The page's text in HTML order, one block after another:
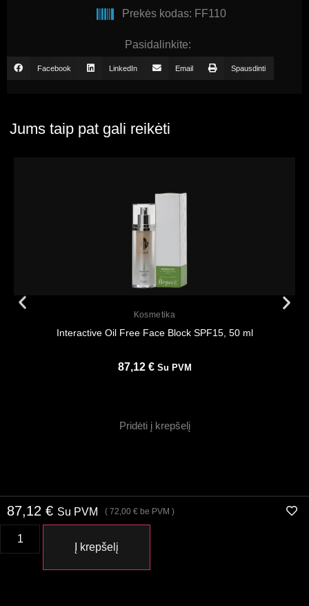
Prekės kodas: FF110
Pasidalinkite:
Facebook LinkedIn Email Spausdinti
Jums taip pat gali reikėti
Kosmetika
Interactive Oil Free Face Block SPF15, 50 ml
87,12 € Su PVM
Pridėti į krepšelį
87,12 € Su PVM ( 72,00 € be PVM )
Į krepšelį